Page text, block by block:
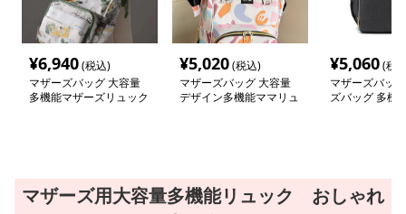
¥6,940(税込)
マザーズバッグ 大容量
多機能マザーズリュック
¥5,020(税込)
マザーズバッグ 大容量
デザイン多機能ママリュ
¥5,060(税
マザーズバッ
ズバッグ 多機
マザーズ用大容量多機能リュック おしゃれ